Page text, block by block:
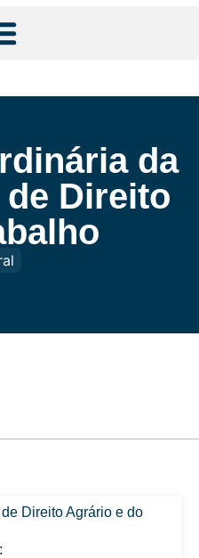
da
Direito
Direito Agrário e do